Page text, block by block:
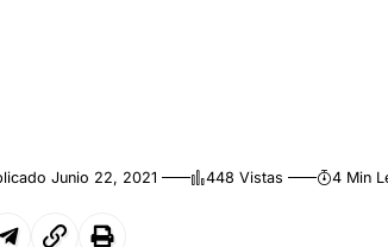
Junio 22, 2021 448 Vistas 4 Min